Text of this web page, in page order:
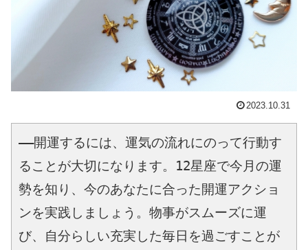
2023.10.31
――開運するには、運気の流れにのって行動す
ることが大切になります。12星座で今月の運
勢を知り、今のあなたに合った開運アクショ
ンを実践しましょう。物事がスムーズに運
び、自分らしい充実した毎日を過ごすことが